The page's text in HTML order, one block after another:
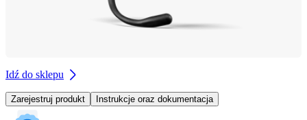
Idź do sklepu
Zarejestruj produkt Instrukcje oraz dokumentacja